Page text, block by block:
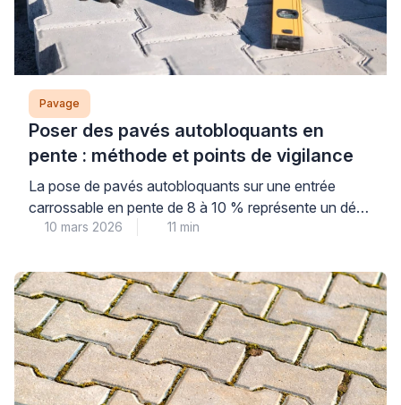
Pavage
Poser des pavés autobloquants en
pente : méthode et points de vigilance
La pose de pavés autobloquants sur une entrée
carrossable en pente de 8 à 10 % représente un défi
technique spécifique. Elle nécessite une préparation
de drainage. Les professionnels du paysage et de la
maçonnerie s’accordent sur l’importance d’une
fondation stable pour éviter les affaissements. Cette
configuration […]
10 mars 2026 11 min